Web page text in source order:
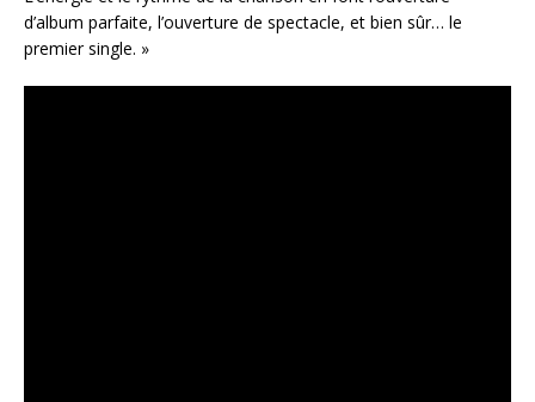
d’album parfaite, l’ouverture de spectacle, et bien sûr… le
premier single. »